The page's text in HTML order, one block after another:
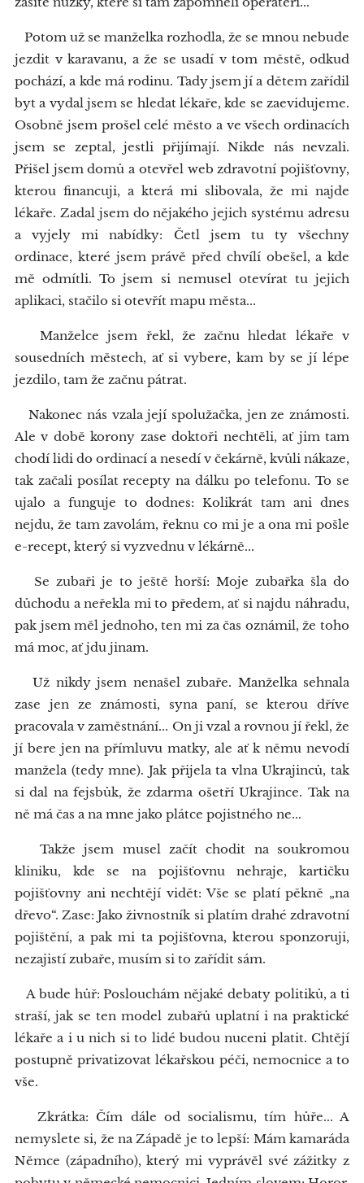
Potom už se manželka rozhodla, že se mnou nebude
jezdit v karavanu, a že se usadí v tom městě, odkud
pochází, a kde má rodinu. Tady jsem jí a dětem zařídil
byt a vydal jsem se hledat lékaře, kde se zaevidujeme.
Osobně jsem prošel celé město a ve všech ordinacích
jsem se zeptal, jestli přijímají. Nikde nás nevzali.
Přišel jsem domů a otevřel web zdravotní pojišťovny,
kterou financuji, a která mi slibovala, že mi najde
lékaře. Zadal jsem do nějakého jejich systému adresu
a vyjely mi nabídky: Četl jsem tu ty všechny
ordinace, které jsem právě před chvílí obešel, a kde
mě odmítli. To jsem si nemusel otevírat tu jejich
aplikaci, stačilo si otevřít mapu města...
Manželce jsem řekl, že začnu hledat lékaře v
sousedních městech, ať si vybere, kam by se jí lépe
jezdilo, tam že začnu pátrat.
Nakonec nás vzala její spolužačka, jen ze známosti.
Ale v době korony zase doktoři nechtěli, ať jim tam
chodí lidi do ordinací a nesedí v čekárně, kvůli nákaze,
tak začali posílat recepty na dálku po telefonu. To se
ujalo a funguje to dodnes: Kolikrát tam ani dnes
nejdu, že tam zavolám, řeknu co mi je a ona mi pošle
e-recept, který si vyzvednu v lékárně...
Se zubaři je to ještě horší: Moje zubařka šla do
důchodu a neřekla mi to předem, ať si najdu náhradu,
pak jsem měl jednoho, ten mi za čas oznámil, že toho
má moc, ať jdu jinam.
Už nikdy jsem nenašel zubaře. Manželka sehnala
zase jen ze známosti, syna paní, se kterou dříve
pracovala v zaměstnání... On ji vzal a rovnou jí řekl, že
jí bere jen na přímluvu matky, ale ať k němu nevodí
manžela (tedy mne). Jak přijela ta vlna Ukrajinců, tak
si dal na fejsbůk, že zdarma ošetří Ukrajince. Tak na
ně má čas a na mne jako plátce pojistného ne...
Takže jsem musel začít chodit na soukromou
kliniku, kde se na pojišťovnu nehraje, kartičku
pojišťovny ani nechtějí vidět: Vše se platí pěkně „na
dřevo“. Zase: Jako živnostník si platím drahé zdravotní
pojištění, a pak mi ta pojišťovna, kterou sponzoruji,
nezajistí zubaře, musím si to zařídit sám.
A bude hůř: Poslouchám nějaké debaty politiků, a ti
straší, jak se ten model zubařů uplatní i na praktické
lékaře a i u nich si to lidé budou nuceni platit. Chtějí
postupně privatizovat lékařskou péči, nemocnice a to
vše.
Zkrátka: Čím dále od socialismu, tím hůře... A
nemyslete si, že na Západě je to lepší: Mám kamaráda
Němce (západního), který mi vyprávěl své zážitky z